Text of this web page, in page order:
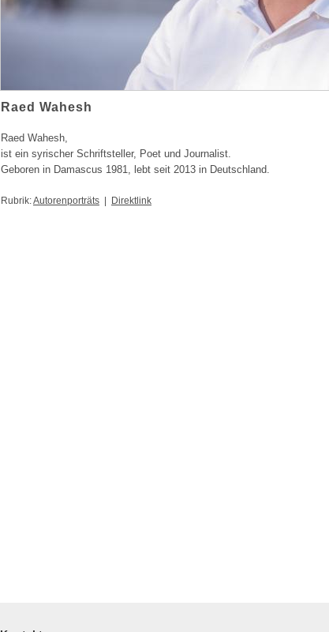
Raed Wahesh
Raed Wahesh,
ist ein syrischer Schriftsteller, Poet und Journalist.
Geboren in Damascus 1981, lebt seit 2013 in Deutschland.
Rubrik:Autorenporträts Direktlink